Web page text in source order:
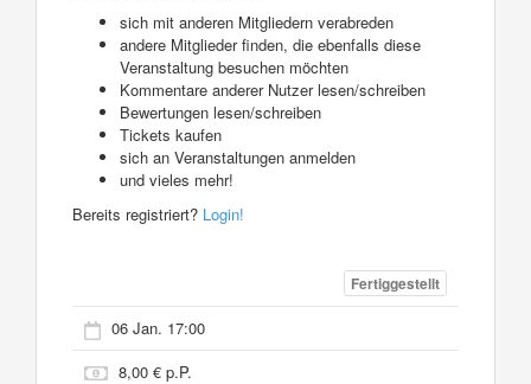
sich mit anderen Mitgliedern verabreden
andere Mitglieder finden, die ebenfalls diese
Veranstaltung besuchen möchten
Kommentare anderer Nutzer lesen/schreiben
Bewertungen lesen/schreiben
Tickets kaufen
sich an Veranstaltungen anmelden
und vieles mehr!
Bereits registriert? Login!
Fertiggestellt
06 Jan. 17:00
8,00 € p.P.